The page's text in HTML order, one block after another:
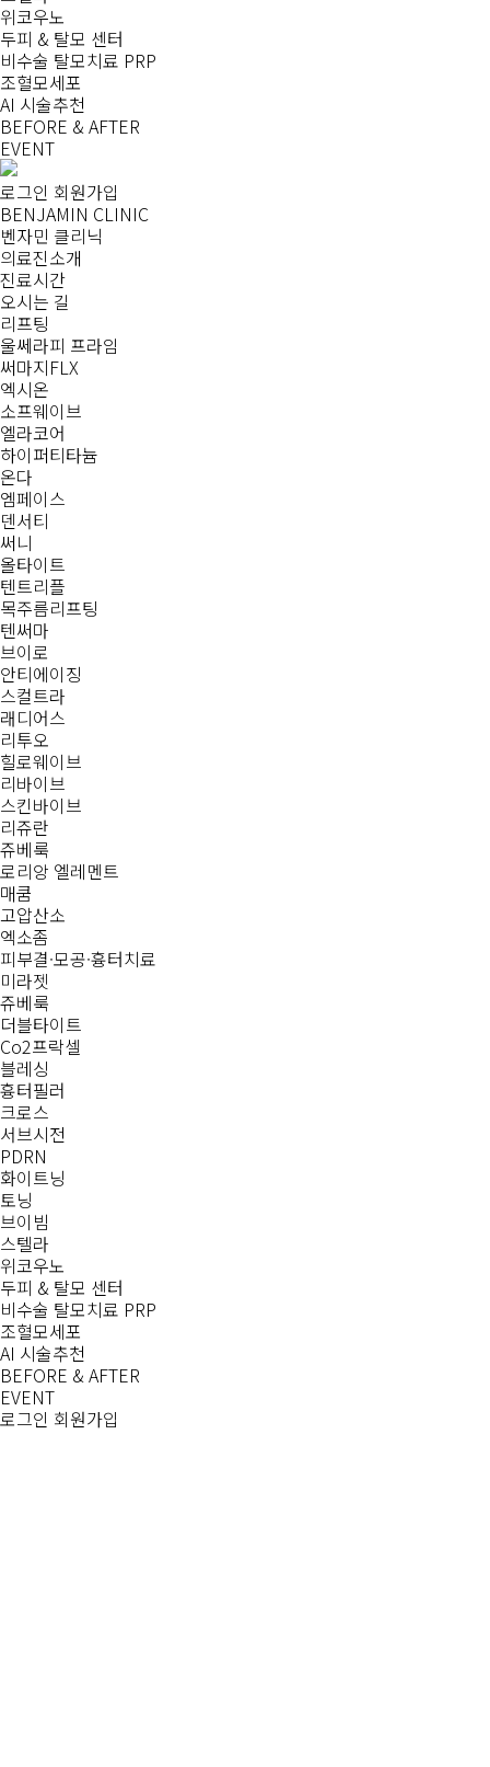
위코우노
두피 & 탈모 센터
비수술 탈모치료 PRP
조혈모세포
AI 시술추천
BEFORE & AFTER
EVENT
로그인 회원가입
BENJAMIN CLINIC
벤자민 클리닉
의료진소개
진료시간
오시는 길
리프팅
울쎄라피 프라임
써마지FLX
엑시온
소프웨이브
엘라코어
하이퍼티타늄
온다
엠페이스
덴서티
써니
올타이트
텐트리플
목주름리프팅
텐써마
브이로
안티에이징
스컬트라
래디어스
리투오
힐로웨이브
리바이브
스킨바이브
리쥬란
쥬베룩
로리앙 엘레멘트
매쿰
고압산소
엑소좀
피부결·모공·흉터치료
미라젯
쥬베룩
더블타이트
Co2프락셀
블레싱
흉터필러
크로스
서브시전
PDRN
화이트닝
토닝
브이빔
스텔라
위코우노
두피 & 탈모 센터
비수술 탈모치료 PRP
조혈모세포
AI 시술추천
BEFORE & AFTER
EVENT
로그인 회원가입